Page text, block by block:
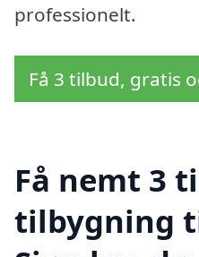
professionelt.
Få 3 tilbud, gratis
Få nemt 3
tilbygning